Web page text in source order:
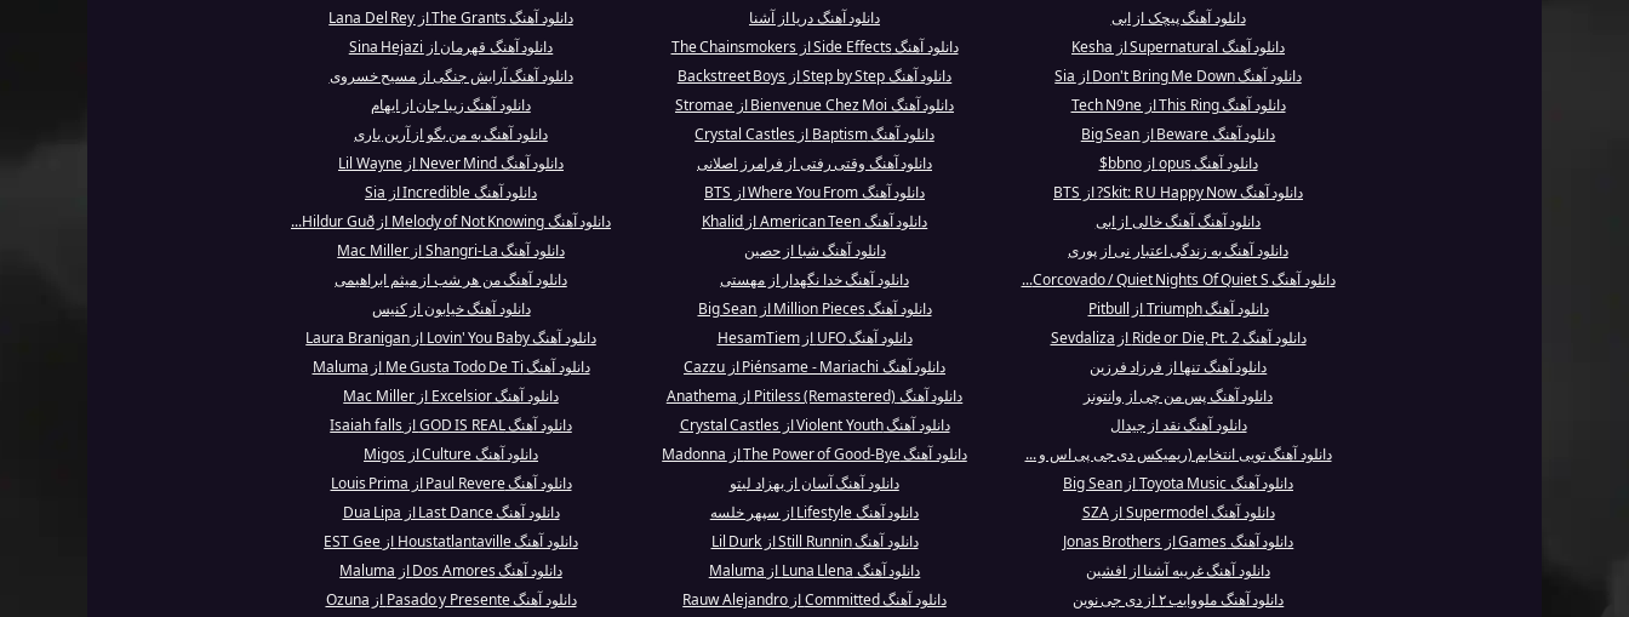
دانلود آهنگ پیچک از ابی
دانلود آهنگ دریا از آشنا
دانلود آهنگ The Grants از Lana Del Rey
دانلود آهنگ Supernatural از Kesha
دانلود آهنگ Side Effects از The Chainsmokers
دانلود آهنگ قهرمان از Sina Hejazi
دانلود آهنگ Don't Bring Me Down از Sia
دانلود آهنگ Step by Step از Backstreet Boys
دانلود آهنگ آرایش جنگی از مسیح خسروی
دانلود آهنگ This Ring از Tech N9ne
دانلود آهنگ Bienvenue Chez Moi از Stromae
دانلود آهنگ زیبا جان از ایهام
دانلود آهنگ Beware از Big Sean
دانلود آهنگ Baptism از Crystal Castles
دانلود آهنگ به من بگو از آرین یاری
دانلود آهنگ opus از bbno$
دانلود آهنگ وقتی رفتی از فرامرز اصلانی
دانلود آهنگ Never Mind از Lil Wayne
دانلود آهنگ Skit: R U Happy Now? از BTS
دانلود آهنگ Where You From از BTS
دانلود آهنگ Incredible از Sia
دانلود آهنگ آهنگ خالی از ابی
دانلود آهنگ American Teen از Khalid
دانلود آهنگ Melody of Not Knowing از Hildur Guð...
دانلود آهنگ به زندگی اعتبار نی از پوری
دانلود آهنگ شبا از حصین
دانلود آهنگ Shangri-La از Mac Miller
دانلود آهنگ Corcovado / Quiet Nights Of Quiet S...
دانلود آهنگ خدا نگهدار از مهستی
دانلود آهنگ من هر شب از میثم ابراهیمی
دانلود آهنگ Triumph از Pitbull
دانلود آهنگ Million Pieces از Big Sean
دانلود آهنگ خیابون از کنیس
دانلود آهنگ Ride or Die, Pt. 2 از Sevdaliza
دانلود آهنگ UFO از HesamTiem
دانلود آهنگ Lovin' You Baby از Laura Branigan
دانلود آهنگ تنها از فرزاد فرزین
دانلود آهنگ Piénsame - Mariachi از Cazzu
دانلود آهنگ Me Gusta Todo De Ti از Maluma
دانلود آهنگ پس من چی از وانتونز
دانلود آهنگ Pitiless (Remastered) از Anathema
دانلود آهنگ Excelsior از Mac Miller
دانلود آهنگ نقد از جیدال
دانلود آهنگ Violent Youth از Crystal Castles
دانلود آهنگ GOD IS REAL از Isaiah falls
دانلود آهنگ تویی انتخابم (ریمیکس دی جی پی اس و ...
دانلود آهنگ The Power of Good-Bye از Madonna
دانلود آهنگ Culture از Migos
دانلود آهنگ Toyota Music از Big Sean
دانلود آهنگ آسان از بهزاد لیتو
دانلود آهنگ Paul Revere از Louis Prima
دانلود آهنگ Supermodel از SZA
دانلود آهنگ Lifestyle از سپهر خلسه
دانلود آهنگ Last Dance از Dua Lipa
دانلود آهنگ Games از Jonas Brothers
دانلود آهنگ Still Runnin از Lil Durk
دانلود آهنگ Houstatlantaville از EST Gee
دانلود آهنگ غریبه آشنا از افشین
دانلود آهنگ Luna Llena از Maluma
دانلود آهنگ Dos Amores از Maluma
دانلود آهنگ ملووایب ۲ از دی جی نوین
دانلود آهنگ Committed از Rauw Alejandro
دانلود آهنگ Pasado y Presente از Ozuna